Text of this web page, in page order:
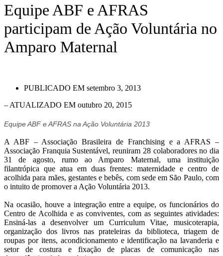
Equipe ABF e AFRAS
participam de Ação Voluntária no
Amparo Maternal
PUBLICADO EM setembro 3, 2013
– ATUALIZADO EM outubro 20, 2015
Equipe ABF e AFRAS na Ação Voluntária 2013
A ABF – Associação Brasileira de Franchising e a AFRAS –
Associação Franquia Sustentável, reuniram 28 colaboradores no dia
31 de agosto, rumo ao Amparo Maternal, uma instituição
filantrópica que atua em duas frentes: maternidade e centro de
acolhida para mães, gestantes e bebês, com sede em São Paulo, com
o intuito de promover a Ação Voluntária 2013.
Na ocasião, houve a integração entre a equipe, os funcionários do
Centro de Acolhida e as conviventes, com as seguintes atividades:
Ensiná-las a desenvolver um Curriculum Vitae, musicoterapia,
organização dos livros nas prateleiras da biblioteca, triagem de
roupas por itens, acondicionamento e identificação na lavanderia e
setor de costura e fixação de placas de comunicação nas